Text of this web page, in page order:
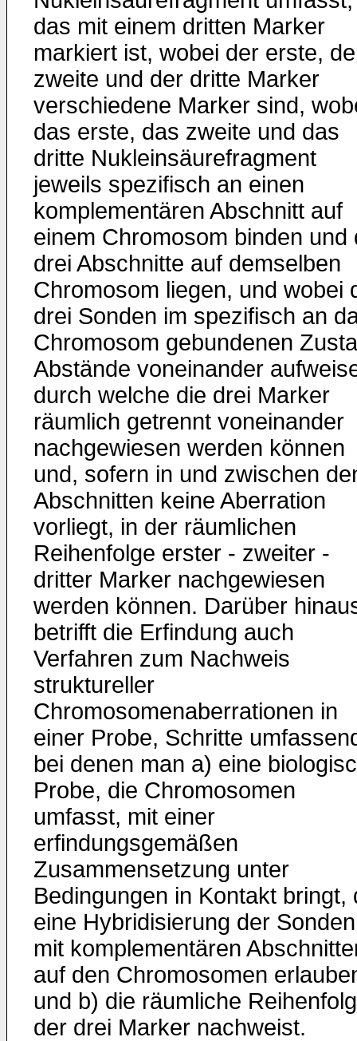
das mit einem dritten Marker
markiert ist, wobei der erste,
zweite und der dritte Marker
verschiedene Marker sind,
das erste, das zweite und das
dritte Nukleinsäurefragment
jeweils spezifisch an einen
komplementären Abschnitt auf
einem Chromosom binden und
drei Abschnitte auf demselben
Chromosom liegen, und wobei
drei Sonden im spezifisch an
Chromosom gebundenen
Abstände voneinander
durch welche die drei Marker
räumlich getrennt voneinander
nachgewiesen werden können
und, sofern in und zwischen
Abschnitten keine Aberration
vorliegt, in der räumlichen
Reihenfolge erster - zweiter -
dritter Marker nachgewiesen
werden können. Darüber
betrifft die Erfindung auch
Verfahren zum Nachweis
struktureller
Chromosomenaberrationen in
einer Probe, Schritte
bei denen man a) eine
Probe, die Chromosomen
umfasst, mit einer
erfindungsgemäßen
Zusammensetzung unter
Bedingungen in Kontakt bringt,
eine Hybridisierung der Sonden
mit komplementären
auf den Chromosomen
und b) die räumliche
der drei Marker nachweist.